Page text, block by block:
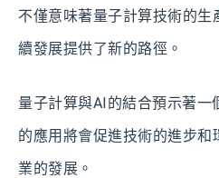
不僅意味著量子計算技術的
續發展提供了新的路徑。
量子計算與AI的結合預示著一
的應用將會促進技術的進步
業的發展。